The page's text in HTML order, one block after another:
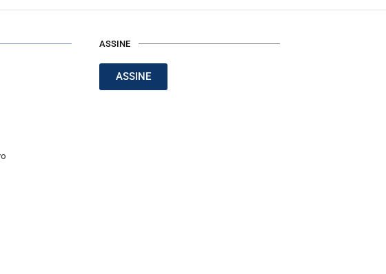
ASSINE
ASSINE